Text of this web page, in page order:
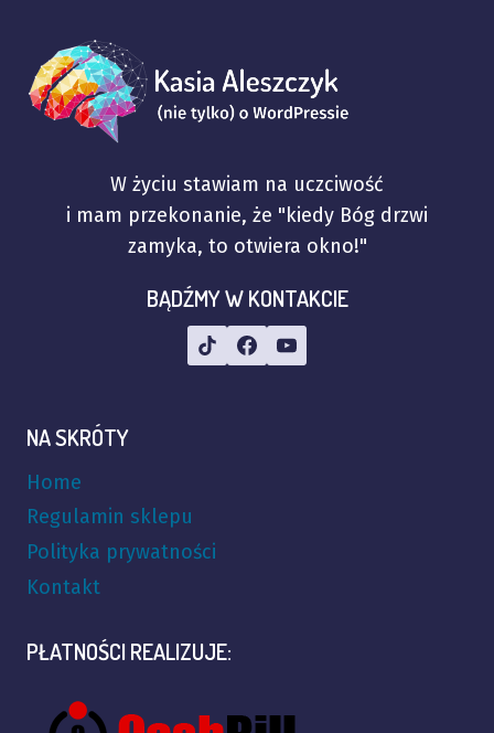
W życiu stawiam na uczciwość
i mam przekonanie, że "kiedy Bóg drzwi
zamyka, to otwiera okno!"
BĄDŹMY W KONTAKCIE
NA SKRÓTY
Home
Regulamin sklepu
Polityka prywatności
Kontakt
PŁATNOŚCI REALIZUJE: